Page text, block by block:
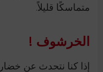
متماسكًا قليلاً.
الخرشوف !
إذا كنا نتحدث عن